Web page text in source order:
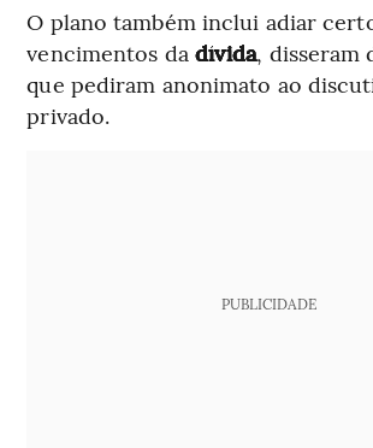
O plano também inclui adiar
vencimentos da dívida, disseram
que pediram anonimato ao
privado.
PUBLICIDADE